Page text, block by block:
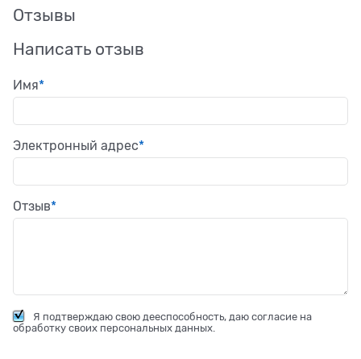
Отзывы
Написать отзыв
Имя
Электронный адрес
Отзыв
Я подтверждаю свою дееспособность, даю согласие на
обработку своих персональных данных.